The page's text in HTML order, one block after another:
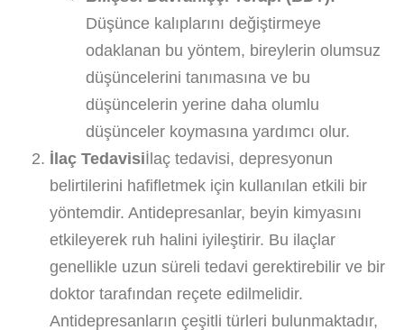
Düşünce kalıplarını değiştirmeye
odaklanan bu yöntem, bireylerin olumsuz
düşüncelerini tanımasına ve bu
düşüncelerin yerine daha olumlu
düşünceler koymasına yardımcı olur.
İlaç Tedavisiİlaç tedavisi, depresyonun
belirtilerini hafifletmek için kullanılan etkili bir
yöntemdir. Antidepresanlar, beyin kimyasını
etkileyerek ruh halini iyileştirir. Bu ilaçlar
genellikle uzun süreli tedavi gerektirebilir ve bir
doktor tarafından reçete edilmelidir.
Antidepresanların çeşitli türleri bulunmaktadır,